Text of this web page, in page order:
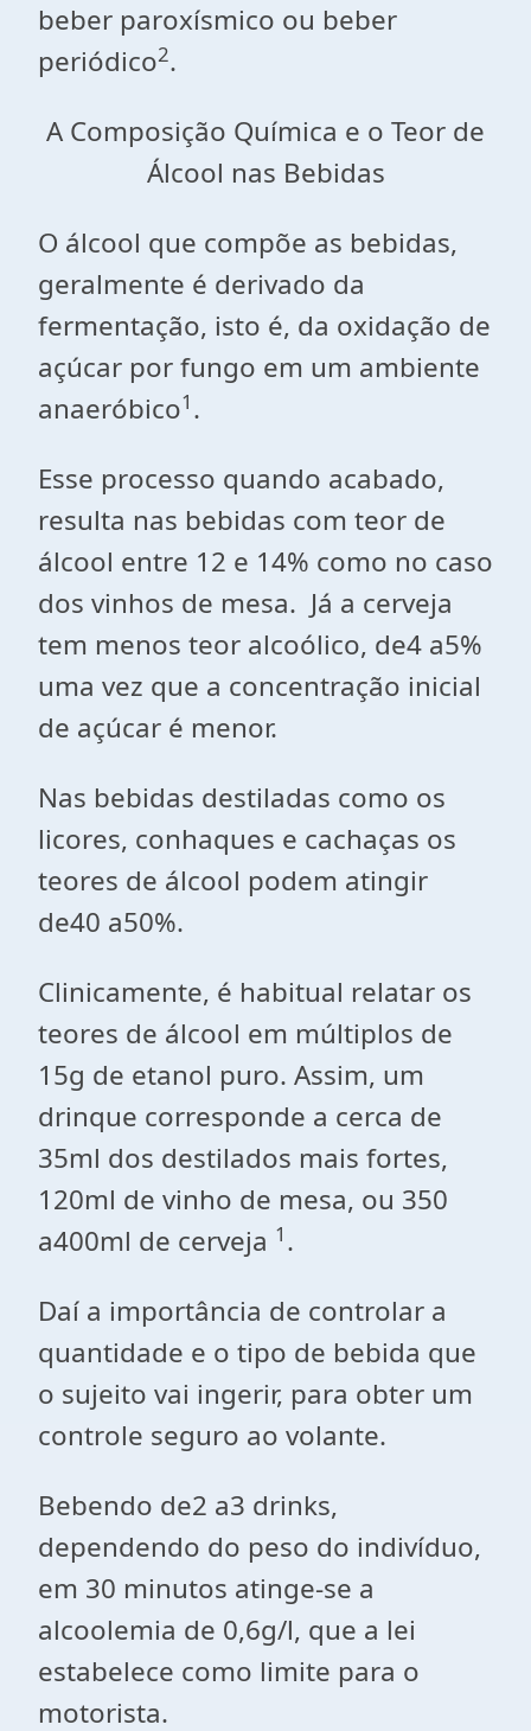
beber paroxísmico ou beber
periódico2.
A Composição Química e o Teor de
Álcool nas Bebidas
O álcool que compõe as bebidas,
geralmente é derivado da
fermentação, isto é, da oxidação de
açúcar por fungo em um ambiente
anaeróbico1 .
Esse processo quando acabado,
resulta nas bebidas com teor de
álcool entre 12 e 14% como no caso
dos vinhos de mesa. Já a cerveja
tem menos teor alcoólico, de4 a5%
uma vez que a concentração inicial
de açúcar é menor.
Nas bebidas destiladas como os
licores, conhaques e cachaças os
teores de álcool podem atingir
de40 a50%.
Clinicamente, é habitual relatar os
teores de álcool em múltiplos de
15g de etanol puro. Assim, um
drinque corresponde a cerca de
35ml dos destilados mais fortes,
120ml de vinho de mesa, ou 350
a400ml de cerveja 1 .
Daí a importância de controlar a
quantidade e o tipo de bebida que
o sujeito vai ingerir, para obter um
controle seguro ao volante.
Bebendo de2 a3 drinks,
dependendo do peso do indivíduo,
em 30 minutos atinge-se a
alcoolemia de 0,6g/l, que a lei
estabelece como limite para o
motorista.